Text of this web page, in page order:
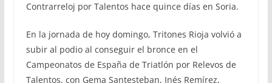
Contrarreloj por Talentos hace quince días en Soria.
En la jornada de hoy domingo, Tritones Rioja volvió a
subir al podio al conseguir el bronce en el
Campeonatos de España de Triatlón por Relevos de
Talentos, con Gema Santesteban, Inés Remírez,